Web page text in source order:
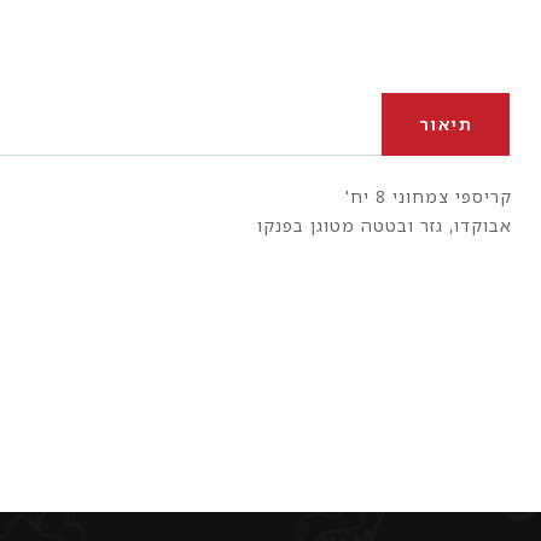
תיאור
קריספי צמחוני 8 יח'
אבוקדו, גזר ובטטה מטוגן בפנקו